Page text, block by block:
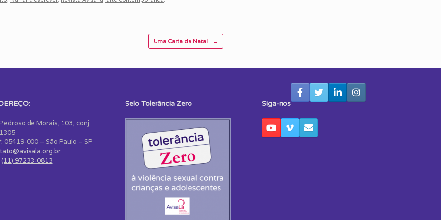
Uma Carta de Natal →
de Morais, 103, conj
05419-000 – São Paulo – SP
(11) 97233-0813
Selo Tolerância Zero Siga-nos